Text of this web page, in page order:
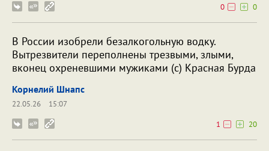
0
0
В России изобрели безалкогольную водку.
Вытрезвители переполнены трезвыми, злыми,
вконец охреневшими мужиками (с) Красная Бурда
Корнелий Шнапс
22.05.26
15:07
1
20